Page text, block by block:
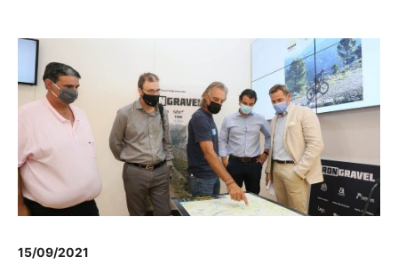
15/09/2021